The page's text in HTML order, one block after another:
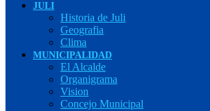
JULI
Historia de Juli
Geografia
Clima
MUNICIPALIDAD
El Alcalde
Organigrama
Vision
Concejo Municipal